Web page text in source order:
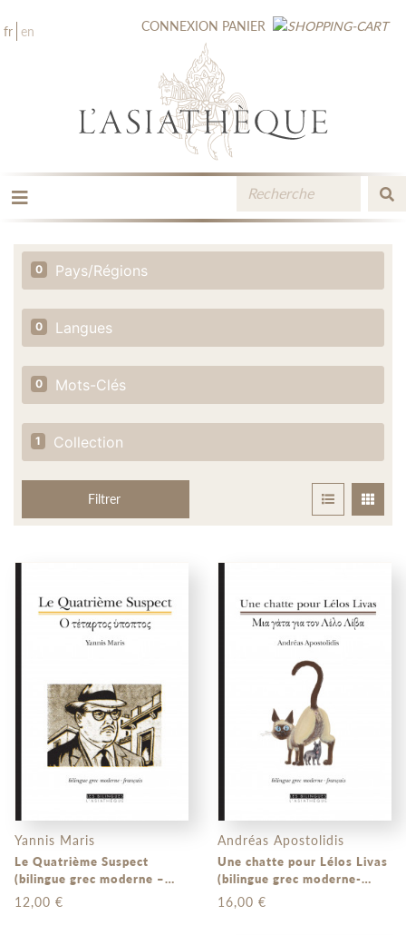
fr en CONNEXION PANIER
LES ÉDITIONS
LA LIBRAIRIE
CATALOGUE
MÉDIATHÈQUE
NOUVEAUTÉS / À PARAÎTRE
0 Pays/Régions
0 Langues
0 Mots-Clés
1 Collection
Filtrer
Yannis Maris
Le Quatrième Suspect
(bilingue grec moderne –
français)
12,00 €
Andréas Apostolidis
Une chatte pour Lélos Livas
(bilingue grec moderne-
français)
16,00 €